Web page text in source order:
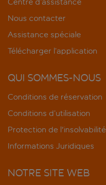
Nous contacter
Assistance spéciale
Télécharger l’application
QUI SOMMES-NOUS
Conditions de réservation
Conditions d’utilisation
Protection de l'insolvabilité
Informations Juridiques
NOTRE SITE WEB